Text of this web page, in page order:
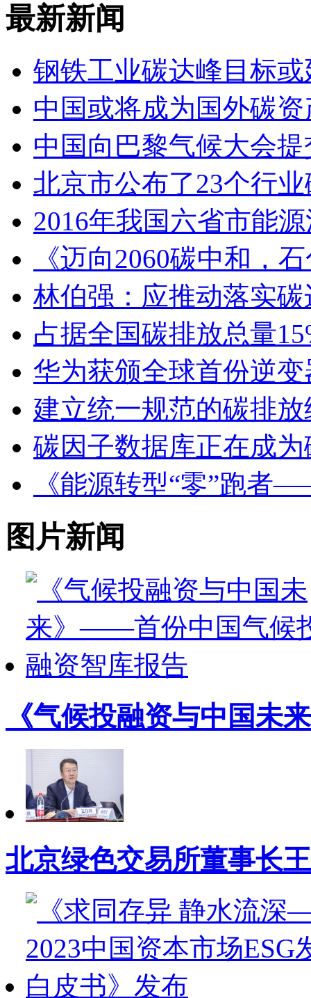
最新新闻
钢铁工业碳达峰目标
中国或将成为国外碳
中国向巴黎气候大会
北京市公布了23个行
2016年我国六省市能
《迈向2060碳中和，
林伯强：应推动落实
占据全国碳排放总量
华为获颁全球首份逆
建立统一规范的碳排
碳因子数据库正在成
《能源转型“零”跑者
图片新闻
《气候投融资与中国
北京绿色交易所董事长